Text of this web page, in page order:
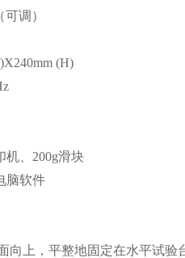
可调）
(H)
机、200g滑块
脑软件
向上，平整地固定在水平试